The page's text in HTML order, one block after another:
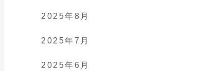
2025年8月
2025年7月
2025年6月